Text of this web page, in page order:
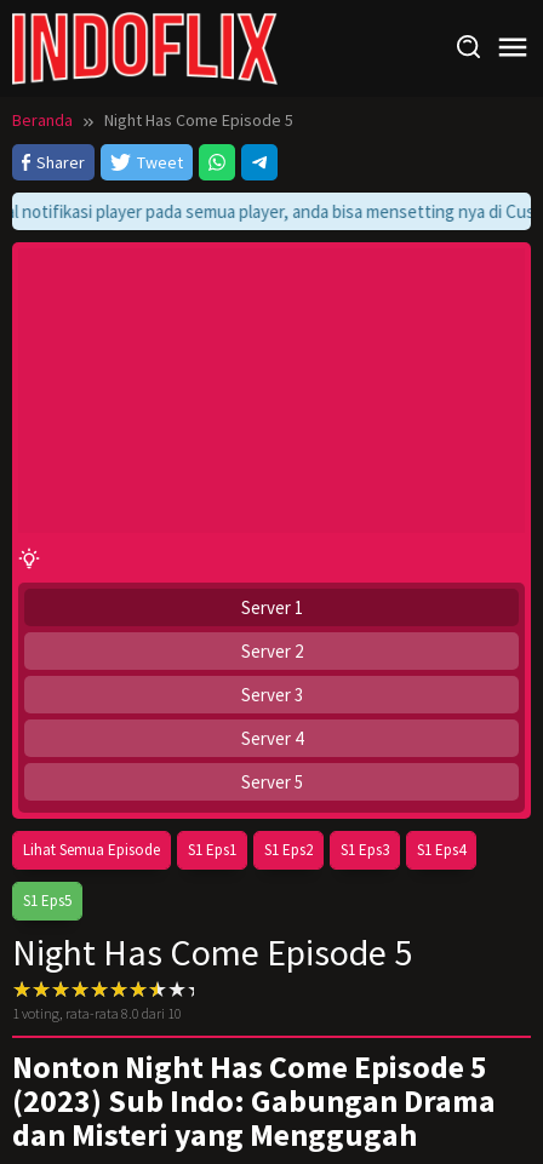
Loncat
konten
Beranda
Night Has Come Episode 5
Sharer
Tweet
notifikasi player pada semua player, anda bisa mensetting nya di
Server 1
Server 2
Server 3
Server 4
Server 5
Lihat Semua Episode S1 Eps1 S1 Eps2 S1 Eps3 S1 Eps4
S1 Eps5
Night Has Come Episode 5
1voting, rata-rata 8.0 dari 10
Nonton Night Has Come Episode 5
(2023) Sub Indo: Gabungan Drama
dan Misteri yang Menggugah